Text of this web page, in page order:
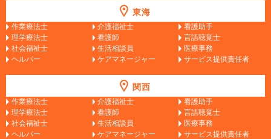
東海
作業療法士 介護福祉士
看護助手
理学療法士
看護師
言語聴覚士
社会福祉士
生活相談員
医療事務
ヘルパー
ケアマネージャー サービス提供責任者
関西
作業療法士 介護福祉士
看護助手
理学療法士
看護師
言語聴覚士
社会福祉士
生活相談員
医療事務
ヘルパー
ケアマネージャー サービス提供責任者